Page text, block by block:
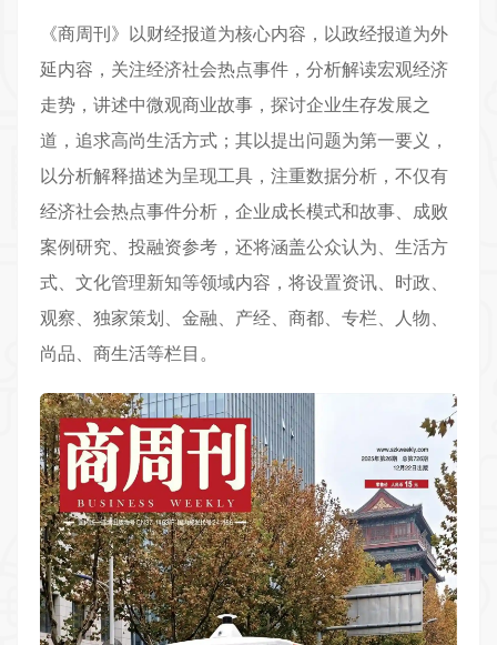
《商周刊》以财经报道为核心内容，以政经报道为外
延内容，关注经济社会热点事件，分析解读宏观经济
走势，讲述中微观商业故事，探讨企业生存发展之
道，追求高尚生活方式；其以提出问题为第一要义，
以分析解释描述为呈现工具，注重数据分析，不仅有
经济社会热点事件分析，企业成长模式和故事、成败
案例研究、投融资参考，还将涵盖公众认为、生活方
式、文化管理新知等领域内容，将设置资讯、时政、
观察、独家策划、金融、产经、商都、专栏、人物、
尚品、商生活等栏目。